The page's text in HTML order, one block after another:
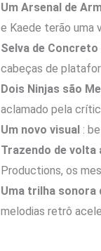
Um Arsenal de
e Kaede terão uma
Selva de Concreto
cabeças de
Dois Ninjas são
aclamado pela
Um novo visual :
Trazendo de volta
Productions, os
Uma trilha sonora
melodias retrô